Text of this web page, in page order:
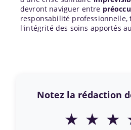
devront naviguer entre
responsabilité professionnelle,
l'intégrité des soins apportés
Notez la rédaction
★ ★ ★